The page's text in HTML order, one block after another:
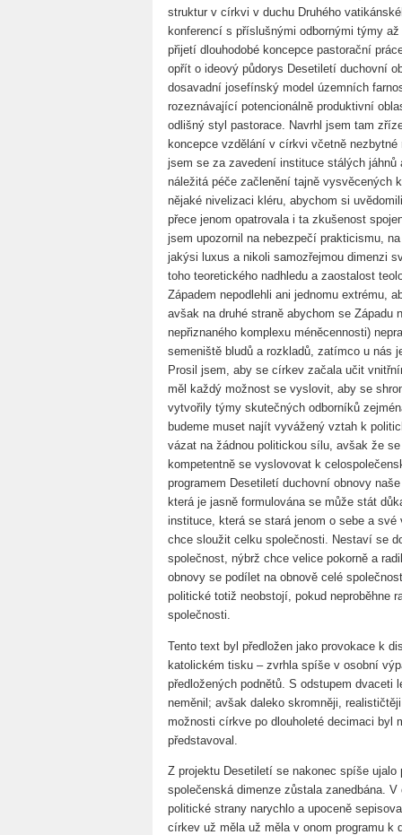
struktur v církvi v duchu Druhého
konferencí s příslušnými odbornými týmy
přijetí dlouhodobé koncepce pastorační
opřít o ideový půdorys Desetiletí duchovní
dosavadní josefínský model územních
rozeznávající potencionálně produktivní
odlišný styl pastorace. Navrhl jsem tam
koncepce vzdělání v církvi včetně
jsem se za zavedení instituce stálých
náležitá péče začlenění tajně vysvěcených
nějaké nivelizaci kléru, abychom si
přece jenom opatrovala i ta zkušenost
jsem upozornil na nebezpečí prakticismu,
jakýsi luxus a nikoli samozřejmou dimenzi
toho teoretického nadhledu a zaostalost
Západem nepodlehli ani jednomu extrému,
avšak na druhé straně abychom se Západu
nepřiznaného komplexu méněcennosti)
semeniště bludů a rozkladů, zatímco u nás
Prosil jsem, aby se církev začala učit
měl každý možnost se vyslovit, aby se
vytvořily týmy skutečných odborníků
budeme muset najít vyvážený vztah k
vázat na žádnou politickou sílu, avšak že
kompetentně se vyslovovat k
programem Desetiletí duchovní obnovy
která je jasně formulována se může stát
instituce, která se stará jenom o sebe a
chce sloužit celku společnosti. Nestaví se
společnost, nýbrž chce velice pokorně a
obnovy se podílet na obnově celé
politické totiž neobstojí, pokud neproběhne
společnosti.
Tento text byl předložen jako provokace k
katolickém tisku – zvrhla spíše v osobní
předložených podnětů. S odstupem dvaceti
neměnil; avšak daleko skromněji,
možnosti církve po dlouholeté decimaci byl
představoval.
Z projektu Desetiletí se nakonec spíše ujalo
společenská dimenze zůstala zanedbána.
politické strany narychlo a upoceně
církev už měla už měla v onom programu k